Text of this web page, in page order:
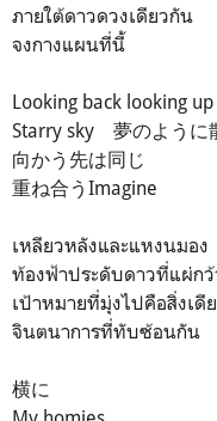
ภายใต้ดาวดวงเดียวกัน
จงกางแผนที่นี้
Looking back looking
Starry sky 夢のように
向かう先は同じ
重ね合うImagine
เหลียวหลังและแหงนมอง
ท้องฟ้าประดับดาวที่แผ่ก
เป้าหมายที่มุ่งไปคือสิ่งเดี
จินตนาการที่ทับซ้อนกัน
横に